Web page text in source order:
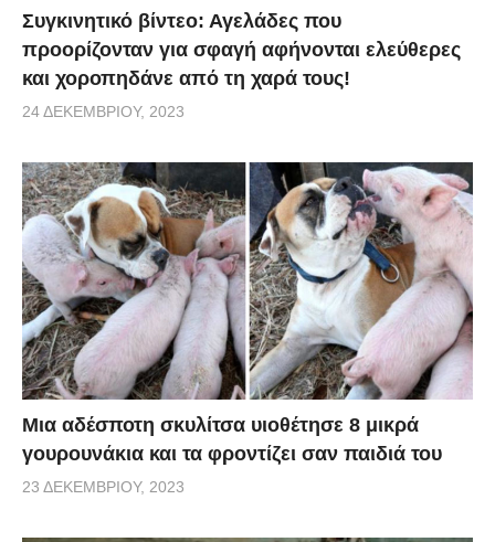
Συγκινητικό βίντεο: Αγελάδες που
προορίζονταν για σφαγή αφήνονται ελεύθερες
και χοροπηδάνε από τη χαρά τους!
24 ΔΕΚΕΜΒΡΊΟΥ, 2023
Μια αδέσποτη σκυλίτσα υιοθέτησε 8 μικρά
γουρουνάκια και τα φροντίζει σαν παιδιά του
23 ΔΕΚΕΜΒΡΊΟΥ, 2023